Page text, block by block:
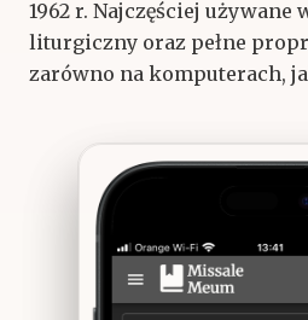
1962 r. Najczęściej
liturgiczny oraz pełne
zarówno na komputerach,